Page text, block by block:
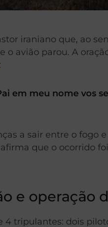
iraniano que, ao
o avião parou. A
:
em meu nome vos
a sair entre o fogo
que o ocorrido
e operação
4 tripulantes: dois